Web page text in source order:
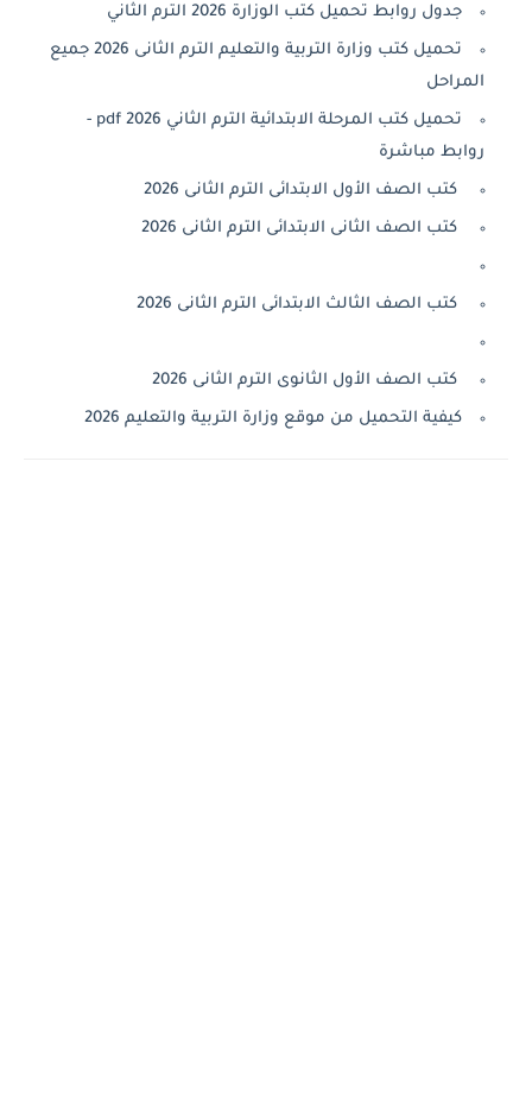
جدول روابط تحميل كتب الوزارة 2026 الترم الثاني
تحميل كتب وزارة التربية والتعليم الترم الثانى 2026 جميع
المراحل
تحميل كتب المرحلة الابتدائية الترم الثاني 2026 pdf -
روابط مباشرة
كتب الصف الأول الابتدائى الترم الثانى 2026
كتب الصف الثانى الابتدائى الترم الثانى 2026
كتب الصف الثالث الابتدائى الترم الثانى 2026
كتب الصف الأول الثانوى الترم الثانى 2026
كيفية التحميل من موقع وزارة التربية والتعليم 2026